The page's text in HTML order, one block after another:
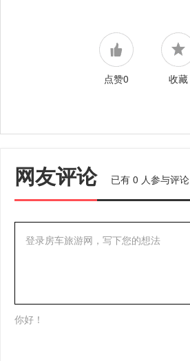
点赞0 收藏
网友评论 已有 0 人参与评论
登录房车旅游网，写下您的想法
你好！